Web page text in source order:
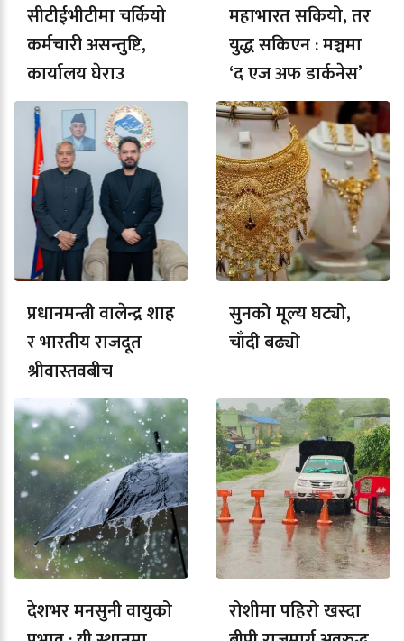
सीटीईभीटीमा चर्कियो
कर्मचारी असन्तुष्टि,
कार्यालय घेराउ
महाभारत सकियो, तर
युद्ध सकिएन : मञ्चमा
‘द एज अफ डार्कनेस’
प्रधानमन्त्री वालेन्द्र शाह
र भारतीय राजदूत
श्रीवास्तवबीच
शिष्टाचार भेट
सुनको मूल्य घट्यो,
चाँदी बढ्यो
देशभर मनसुनी वायुको
रोशीमा पहिरो खस्दा